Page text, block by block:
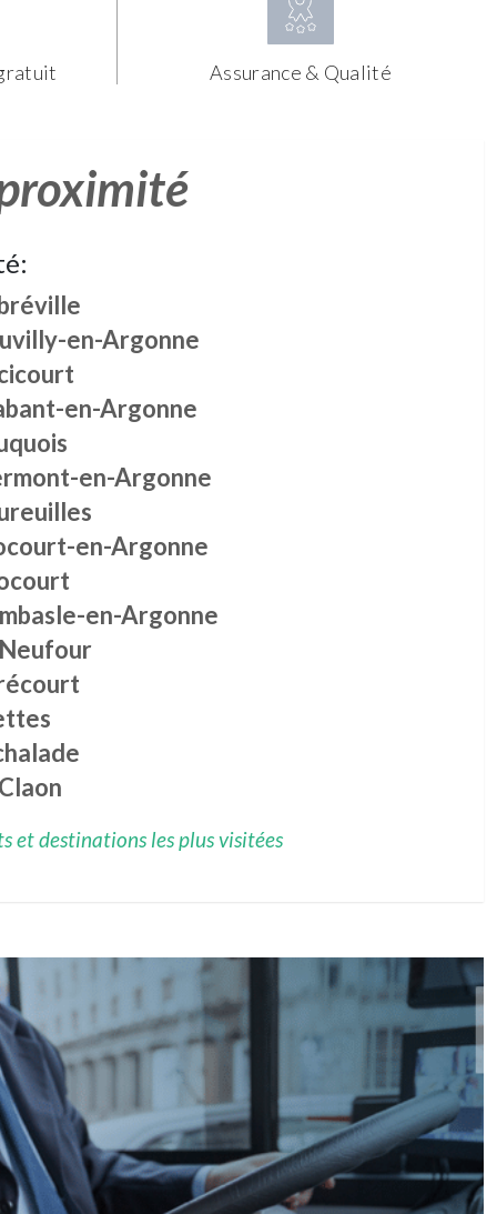
Assurance & Qualité
en-Argonne
en-Argonne
en-Argonne
en-Argonne
en-Argonne
et destinations les plus visitées